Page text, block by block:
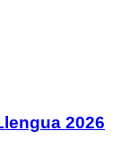
2026